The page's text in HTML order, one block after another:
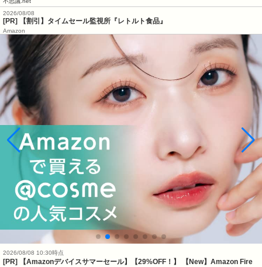
2026/08/08
[PR] 【割引】タイムセール監視所『レトルト食品』
Amazon
2026/08/08 10:30時点
[PR] 【Amazonデバイスサマーセール】【29%OFF！】 【New】Amazon Fire